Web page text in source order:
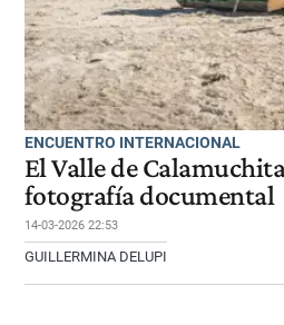
ENCUENTRO INTERNACIONAL
El Valle de
fotografía documental
14-03-2026 22:53
GUILLERMINA DELUPI